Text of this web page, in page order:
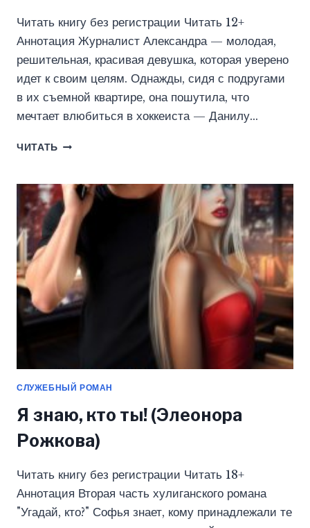
Читать книгу без регистрации Читать 12+
Аннотация Журналист Александра — молодая,
решительная, красивая девушка, которая уверено
идет к своим целям. Однажды, сидя с подругами
в их съемной квартире, она пошутила, что
мечтает влюбиться в хоккеиста — Данилу…
ЧИТАТЬ МЕЧТЫ
РОЖКОВА)
СЛУЖЕБНЫЙ РОМАН
Я знаю, кто ты! (Элеонора
Рожкова)
Читать книгу без регистрации Читать 18+
Аннотация Вторая часть хулиганского романа
"Угадай, кто?" Софья знает, кому принадлежали те